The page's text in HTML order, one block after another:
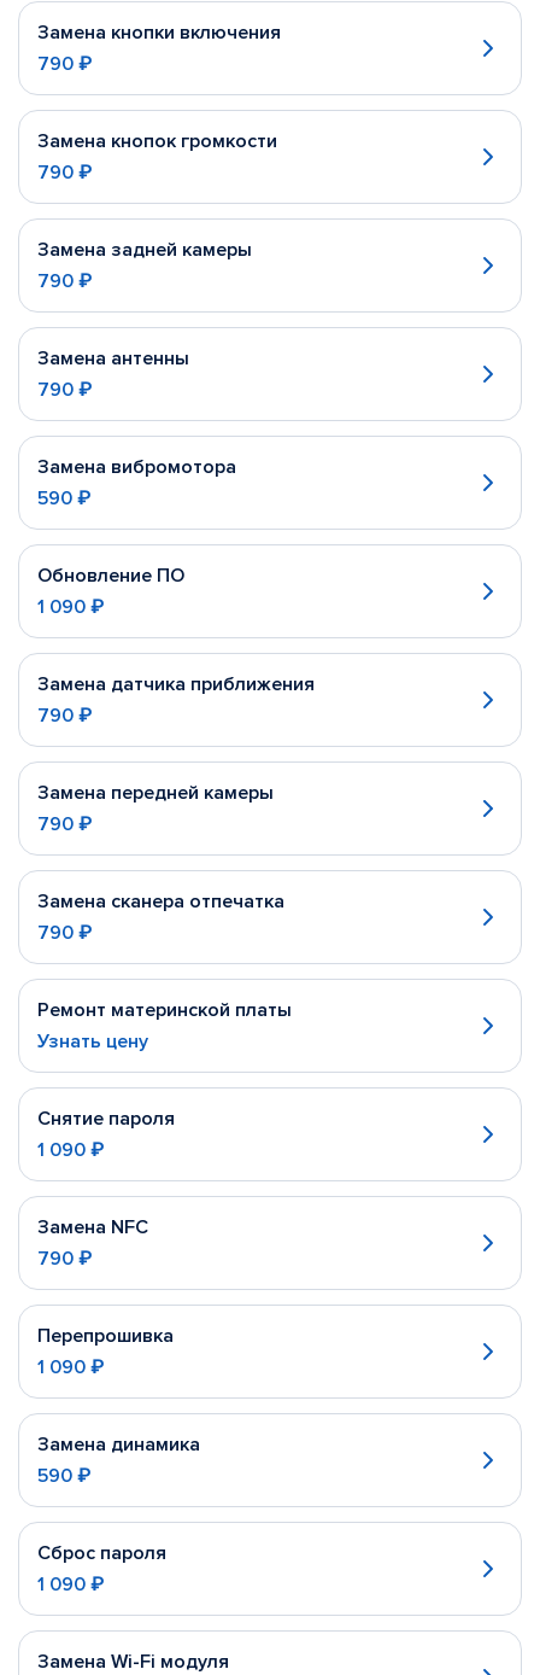
Замена кнопки включения
790 ₽
Замена кнопок громкости
790 ₽
Замена задней камеры
790 ₽
Замена антенны
790 ₽
Замена вибромотора
590 ₽
Обновление ПО
1 090 ₽
Замена датчика приближения
790 ₽
Замена передней камеры
790 ₽
Замена сканера отпечатка
790 ₽
Ремонт материнской платы
Узнать цену
Снятие пароля
1 090 ₽
Замена NFC
790 ₽
Перепрошивка
1 090 ₽
Замена динамика
590 ₽
Сброс пароля
1 090 ₽
Замена Wi-Fi модуля